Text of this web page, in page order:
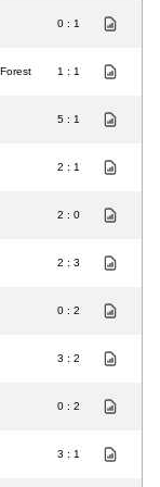
0 : 1
1 : 1
5 : 1
2 : 1
2 : 0
2 : 3
0 : 2
3 : 2
0 : 2
3 : 1